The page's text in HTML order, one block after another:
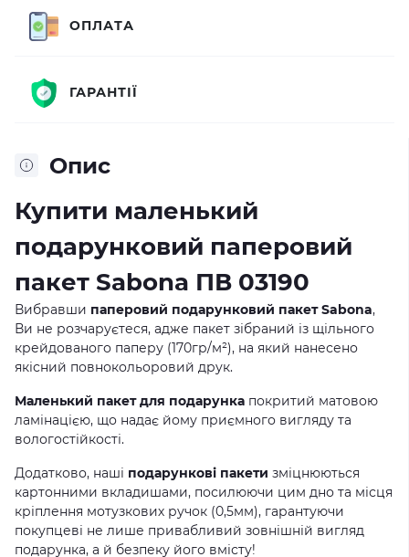
Опис
Купити маленький
подарунковий паперовий
пакет Sabona ПВ 03190
Вибравши паперовий подарунковий пакет Sabona,
Ви не розчаруєтеся, адже пакет зібраний із щільного
крейдованого паперу (170гр/м²), на який нанесено
якісний повнокольоровий друк.
Маленький пакет для подарунка покритий матовою
ламінацією, що надає йому приємного вигляду та
вологостійкості.
Додатково, наші подарункові пакети зміцнюються
картонними вкладишами, посилюючи цим дно та місця
кріплення мотузкових ручок (0,5мм), гарантуючи
покупцеві не лише привабливий зовнішній вигляд
подарунка, а й безпеку його вмісту!
ОПЛАТА
ГАРАНТІЇ